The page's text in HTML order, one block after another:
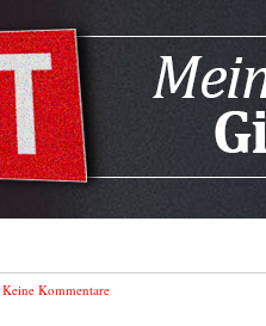
Keine Kommentare